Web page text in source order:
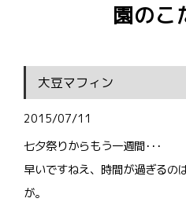
園のこ
大豆マフィン
2015/07/11
七夕祭りからもう一週間･･･
早いですねえ、時間が過ぎるの
が。